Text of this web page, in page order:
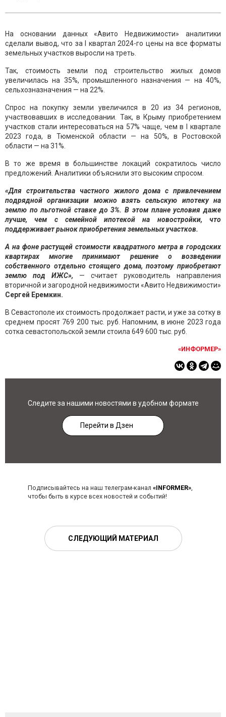
На основании данных «Авито Недвижимости» аналитики
сделали вывод, что за I квартал 2024-го цены на все форматы
земельных участков выросли на треть.
Так, стоимость земли под строительство жилых домов
увеличилась на 35%, промышленного назначения — на 40%,
сельхозназначения — на 22%.
Спрос на покупку земли увеличился в 20 из 34 регионов,
участвовавших в исследовании. Так, в Крыму приобретением
участков стали интересоваться на 57% чаще, чем в I квартале
2023 года, в Тюменской области — на 50%, в Ростовской
области — на 31%.
В то же время в большинстве локаций сократилось число
предложений. Аналитики объяснили это высоким спросом.
«Для строительства частного жилого дома с привлечением
подрядной организации можно взять сельскую ипотеку на
землю по льготной ставке до 3%. В этом плане условия даже
лучше, чем с семейной ипотекой на новостройки, что
поддерживает рынок приобретения земельных участков.
А на фоне растущей стоимости квадратного метра в городских
квартирах многие принимают решение о возведении
собственного отдельно стоящего дома, поэтому приобретают
землю под ИЖС», — считает руководитель направления
вторичной и загородной недвижимости «Авито Недвижимости»
Сергей Еремкин.
В Севастополе их стоимость продолжает расти, и уже за сотку в
среднем просят 769 200 тыс. руб. Напомним, в июне 2023 года
сотка севастопольской земли стоила 649 600 тыс. руб.
«ИНФОРМЕР»
Следите за нашими новостями в удобном формате
Перейти в Дзен
Подписывайтесь на наш телеграм-канал «INFORMER»,
чтобы быть в курсе всех новостей и событий!
СЛЕДУЮЩИЙ МАТЕРИАЛ